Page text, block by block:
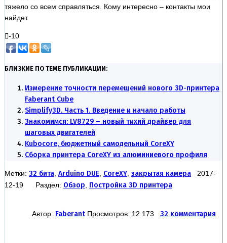
тяжело со всем справляться. Кому интересно – контакты мои
найдет.
-10
БЛИЗКИЕ ПО ТЕМЕ ПУБЛИКАЦИИ:
Измерение точности перемещений нового 3D-принтера
Faberant Cube
Simplify3D. Часть 1. Введение и начало работы
Знакомимся: LV8729 – новый тихий драйвер для
шаговых двигателей
Kubocore, бюджетный самодельный CoreXY
Сборка принтера CoreXY из алюминиевого профиля
Метки: 32 бита Arduino DUE CoreXY закрытая камера 2017-
12-19 Раздел: Обзор Постройка 3D принтера
Автор: Faberant Просмотров: 12 173 32 комментария